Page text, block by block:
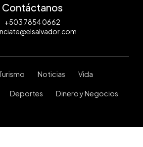
Contáctanos
+503 7854 0662
Noticias Vida
Deportes Dinero y Negocios